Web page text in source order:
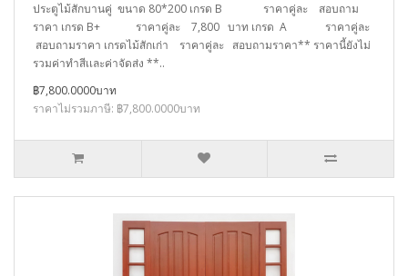
ประตูไม้สักบานคู่ ขนาด 80*200 เกรด B ราคาคู่ละ สอบถาม
ราคา เกรด B+ ราคาคู่ละ 7,800 บาท เกรด A ราคาคู่ละ
สอบถามราคา เกรดไม้สักเก่า ราคาคู่ละ สอบถามราคา** ราคานี้ยังไม่
รวมค่าทำสีเเละค่าจัดส่ง **..
฿7,800.0000บาท
ราคาไม่รวมภาษี: ฿7,800.0000บาท